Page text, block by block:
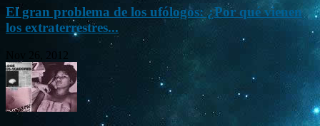
El gran problema de los ufólogos: ¿Por qué vienen
los extraterrestres...
Nov 26, 2012